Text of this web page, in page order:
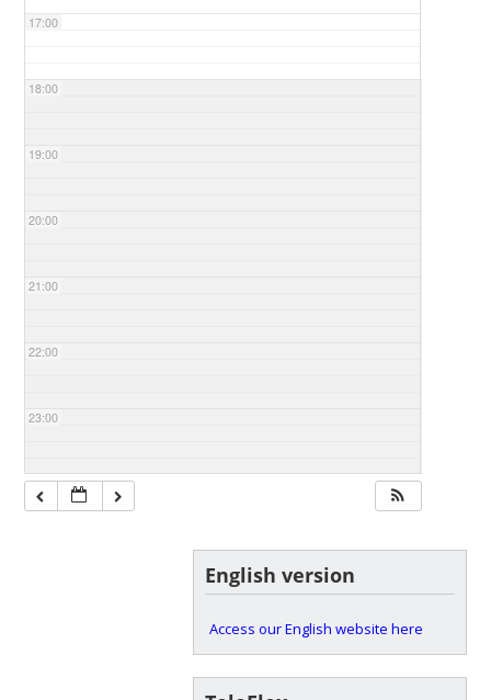
17:00
18:00
19:00
20:00
21:00
22:00
23:00
English version
Access our English website here